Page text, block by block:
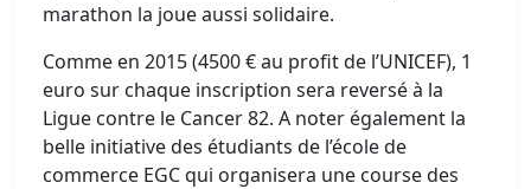
marathon la joue aussi solidaire.
Comme en 2015 (4500 € au profit de l’UNICEF), 1
euro sur chaque inscription sera reversé à la
Ligue contre le Cancer 82. A noter également la
belle initiative des étudiants de l’école de
commerce EGC qui organisera une course des